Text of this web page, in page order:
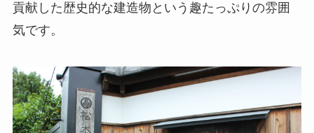
貢献した歴史的な建造物という趣たっぷりの雰囲
気です。